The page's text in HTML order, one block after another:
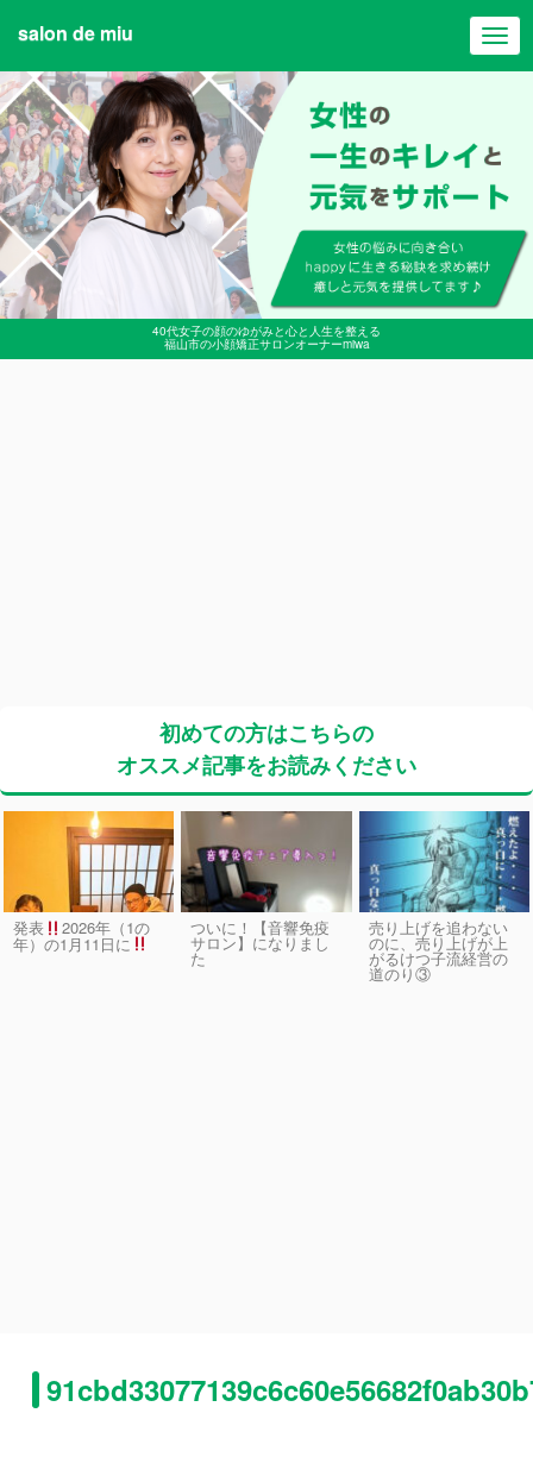
40代女子の顔のゆがみと心と人生を整える
福山市の小顔矯正サロンオーナーmiwa
salon de miu
初めての方はこちらの
オススメ記事をお読みください
発表 2026年（1の
年）の1月11日に
ついに！【音響免疫
サロン】になりまし
た
売り上げを追わない
のに、売り上げが上
がるけつ子流経営の
道のり③